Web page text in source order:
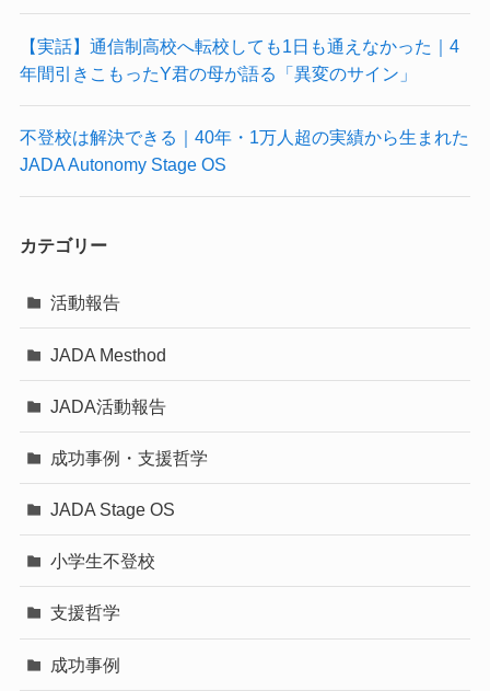
【実話】通信制高校へ転校しても1日も通えなかった｜4
年間引きこもったY君の母が語る「異変のサイン」
不登校は解決できる｜40年・1万人超の実績から生まれた
JADA Autonomy Stage OS
カテゴリー
活動報告
JADA Mesthod
JADA活動報告
成功事例・支援哲学
JADA Stage OS
小学生不登校
支援哲学
成功事例